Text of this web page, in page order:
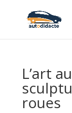
L’art
roues